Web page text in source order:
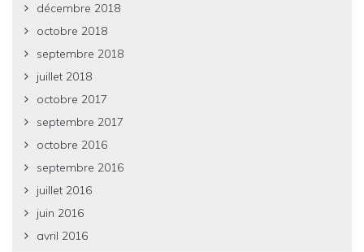
décembre 2018
octobre 2018
septembre 2018
juillet 2018
octobre 2017
septembre 2017
octobre 2016
septembre 2016
juillet 2016
juin 2016
avril 2016